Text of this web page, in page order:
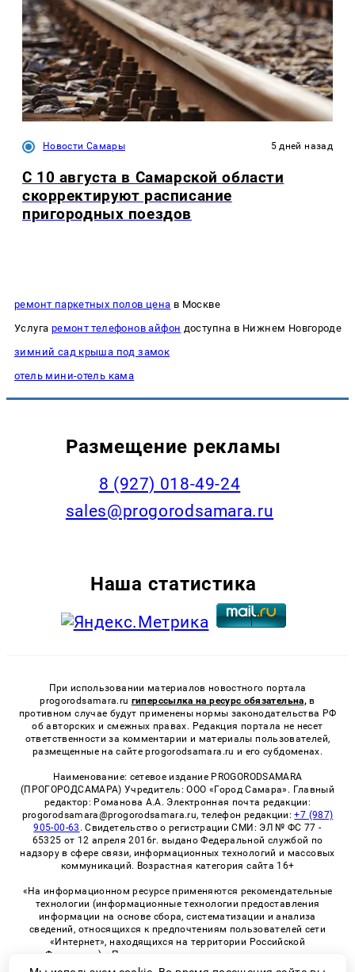
Новости Самары 5 дней назад
С 10 августа в Самарской области
скорректируют расписание
пригородных поездов
ремонт паркетных полов цена в Москве
Услуга ремонт телефонов айфон доступна в Нижнем Новгороде
зимний сад крыша под замок
отель мини-отель кама
Размещение рекламы
8 (927) 018-49-24
sales@progorodsamara.ru
Наша статистика
При использовании материалов новостного портала
progorodsamara.ru гиперссылка на ресурс обязательна, в
противном случае будут применены нормы законодательства РФ
об авторских и смежных правах. Редакция портала не несет
ответственности за комментарии и материалы пользователей,
размещенные на сайте progorodsamara.ru и его субдоменах.
Наименование: сетевое издание PROGORODSAMARA
(ПРОГОРОДСАМАРА) Учредитель: ООО «Город Самара». Главный
редактор: Романова А.А. Электронная почта редакции:
progorodsamara@progorodsamara.ru, телефон редакции:+7 (987)
905-00-63 . Свидетельство о регистрации СМИ: ЭЛ № ФС 77 -
65325 от 12 апреля 2016г. выдано Федеральной службой по
надзору в сфере связи, информационных технологий и массовых
коммуникаций. Возрастная категория сайта 16+
«На информационном ресурсе применяются рекомендательные
технологии (информационные технологии предоставления
информации на основе сбора, систематизации и анализа
сведений, относящихся к предпочтениям пользователей сети
«Интернет», находящихся на территории Российской
Федерации)». Правила применения рекомендательных
технологий в виджетах рекламно-обменной сети
«СМИ2» (PDF)